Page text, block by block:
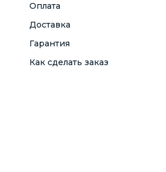
Оплата
Доставка
Гарантия
Как сделать заказ